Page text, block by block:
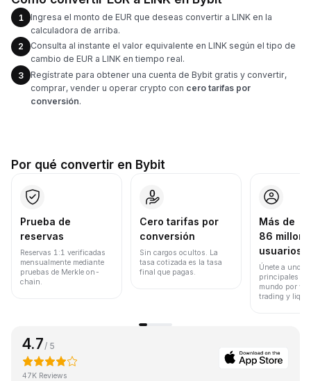
1
Ingresa el monto de EUR que deseas convertir a LINK en la
calculadora de arriba.
2
Consulta al instante el valor equivalente en LINK según el tipo de
cambio de EUR a LINK en tiempo real.
3
Regístrate para obtener una cuenta de Bybit gratis y convertir,
comprar, vender u operar crypto con cero tarifas por
conversión.
Por qué convertir en Bybit
Prueba de
reservas
Reservas 1:1 verificadas
mensualmente mediante
pruebas de Merkle on-
chain.
Cero tarifas por
conversión
Sin cargos ocultos. La
tasa cotizada es la tasa
final que pagas.
Más de
86
usuarios
Únete a uno
principales
mundo por
trading y
4.7 / 5
47K Reviews